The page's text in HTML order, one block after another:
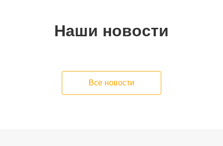
Наши новости
Все новости